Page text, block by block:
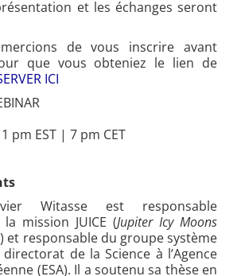
et les échanges seront
de vous inscrire avant
que vous obteniez le lien de
ICI
pm EST | 7 pm CET
Witasse est responsable
mission JUICE (Jupiter Icy Moons
) et responsable du groupe système
de la Science à l’Agence
(ESA). Il a soutenu sa thèse en